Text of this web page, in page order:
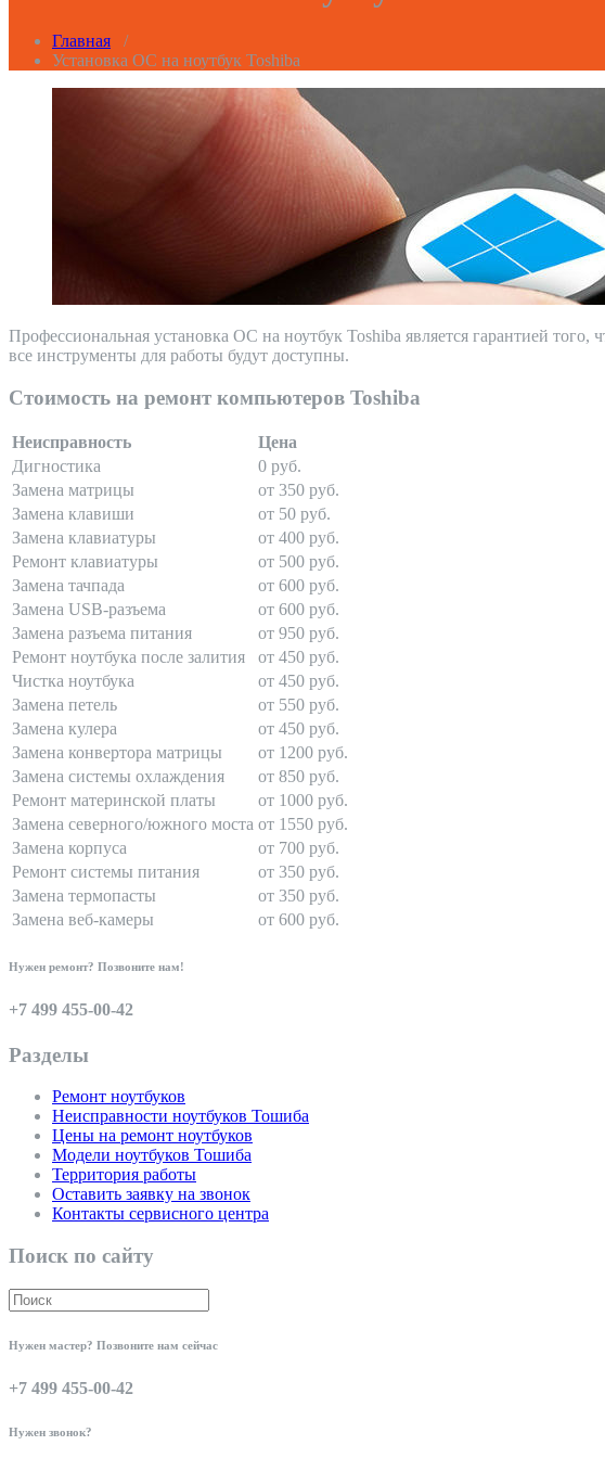
Главная /
Установка ОС на ноутбук Toshiba
Профессиональная установка ОС на ноутбук Toshiba является гарантией того,
все инструменты для работы будут доступны.
Стоимость на ремонт компьютеров Toshiba
Неисправность
Цена
Дигностика
0 руб.
Замена матрицы
от 350 руб.
Замена клавиши
от 50 руб.
Замена клавиатуры
от 400 руб.
Ремонт клавиатуры
от 500 руб.
Замена тачпада
от 600 руб.
Замена USB-разъема
от 600 руб.
Замена разъема питания
от 950 руб.
Ремонт ноутбука после залития
от 450 руб.
Чистка ноутбука
от 450 руб.
Замена петель
от 550 руб.
Замена кулера
от 450 руб.
Замена конвертора матрицы
от 1200 руб.
Замена системы охлаждения
от 850 руб.
Ремонт материнской платы
от 1000 руб.
Замена северного/южного моста от 1550 руб.
Замена корпуса
от 700 руб.
Ремонт системы питания
от 350 руб.
Замена термопасты
от 350 руб.
Замена веб-камеры
от 600 руб.
Нужен ремонт? Позвоните нам!
+7 499 455-00-42
Разделы
Ремонт ноутбуков
Неисправности ноутбуков Тошиба
Цены на ремонт ноутбуков
Модели ноутбуков Тошиба
Территория работы
Оставить заявку на звонок
Контакты сервисного центра
Поиск по сайту
Нужен мастер? Позвоните нам сейчас
+7 499 455-00-42
Нужен звонок?